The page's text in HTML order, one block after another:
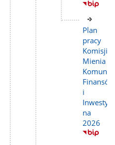
do
Plan
pracy
Komisji
Mienia
Finansów
i
na
2026